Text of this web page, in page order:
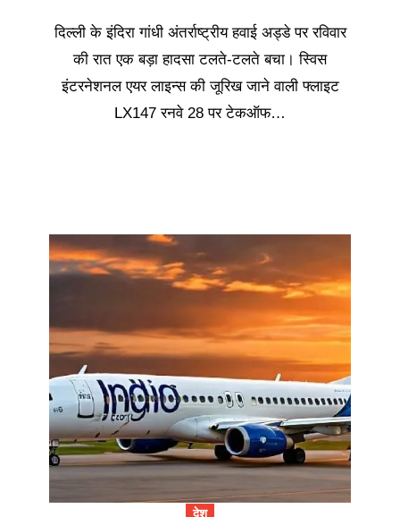
दिल्ली के इंदिरा गांधी अंतर्राष्ट्रीय हवाई अड्डे पर रविवार
की रात एक बड़ा हादसा टलते-टलते बचा। स्विस
इंटरनेशनल एयर लाइन्स की जूरिख जाने वाली फ्लाइट
LX147 रनवे 28 पर टेकऑफ…
देश